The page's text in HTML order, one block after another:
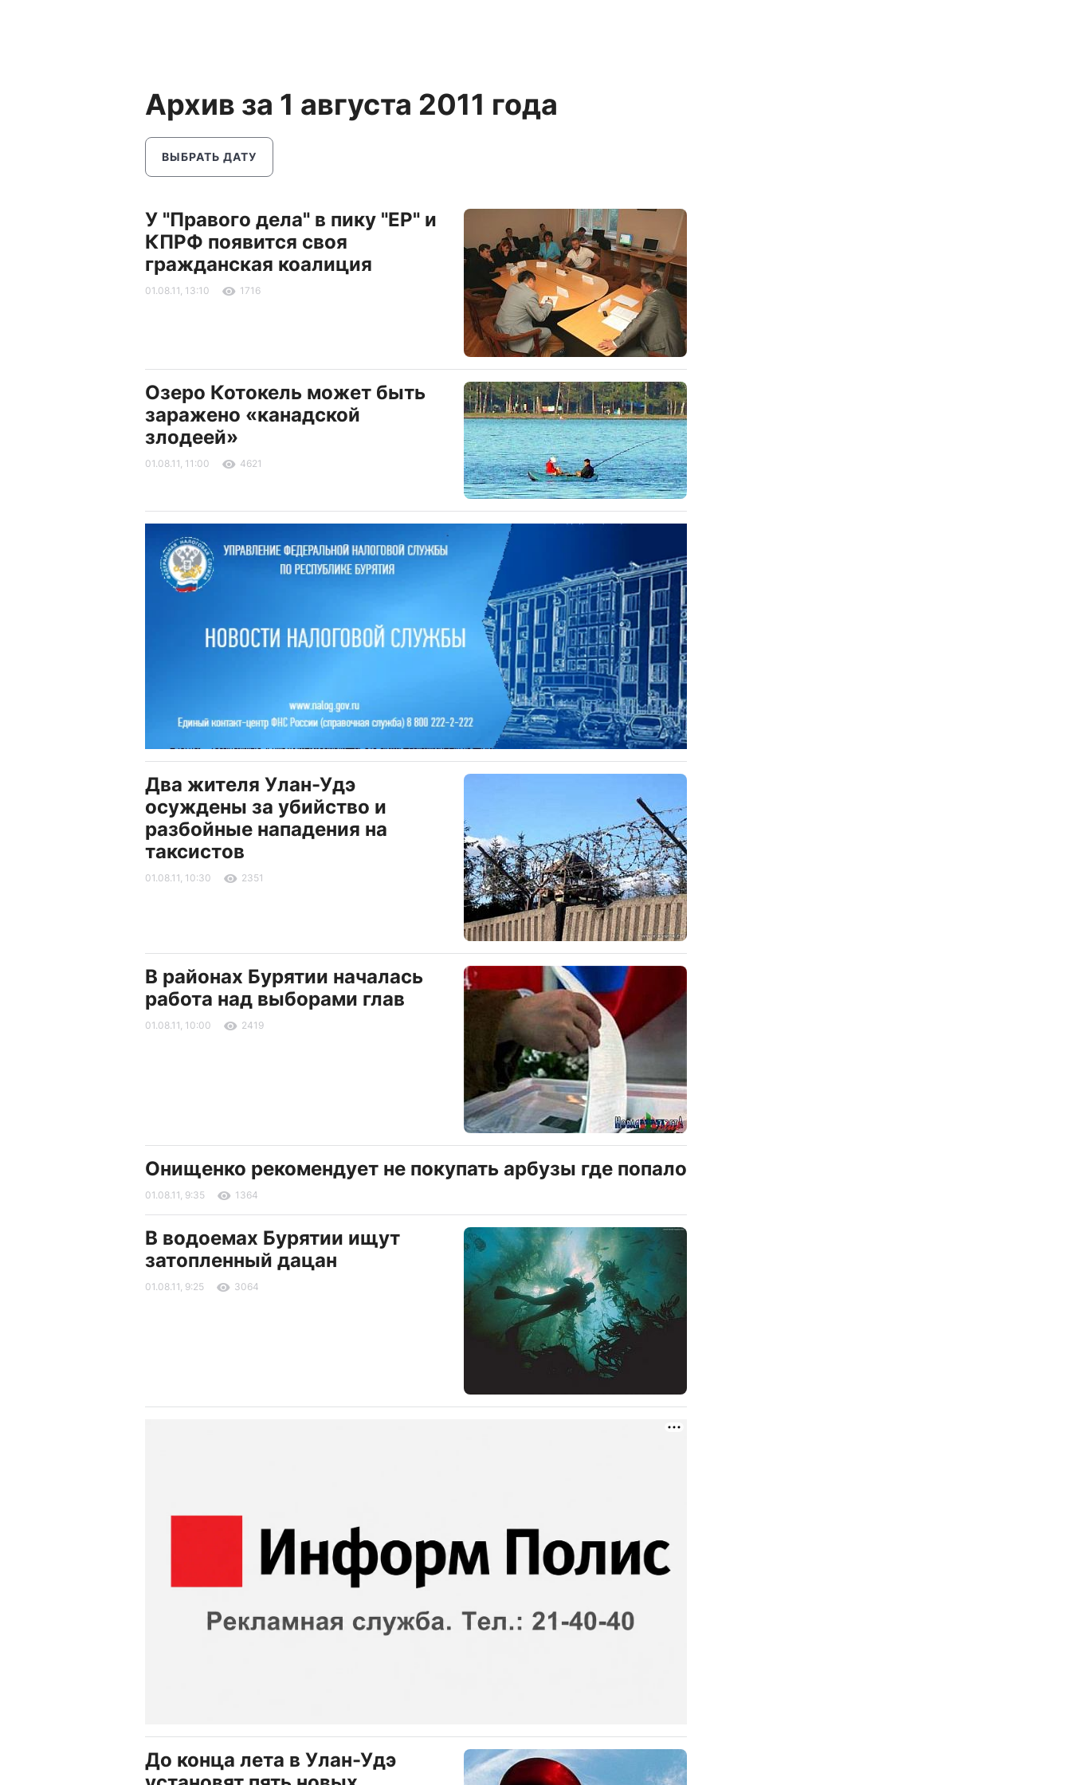
Архив за 1 августа 2011 года
ВЫБРАТЬ ДАТУ
У "Правого дела" в пику "ЕР" и
КПРФ появится своя
гражданская коалиция
01.08.11, 13:10 1716
Озеро Котокель может быть
заражено «канадской
злодеей»
01.08.11, 11:00 4621
Два жителя Улан-Удэ
осуждены за убийство и
разбойные нападения на
таксистов
01.08.11, 10:30 2351
В районах Бурятии началась
работа над выборами глав
01.08.11, 10:00 2419
Онищенко рекомендует не покупать арбузы где попало
01.08.11, 9:35 1364
В водоемах Бурятии ищут
затопленный дацан
01.08.11, 9:25 3064
До конца лета в Улан-Удэ